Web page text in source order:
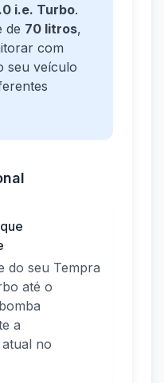
i.e. Turbo.
de 70 litros,
com
seu veículo
do seu Tempra
até o
a
no